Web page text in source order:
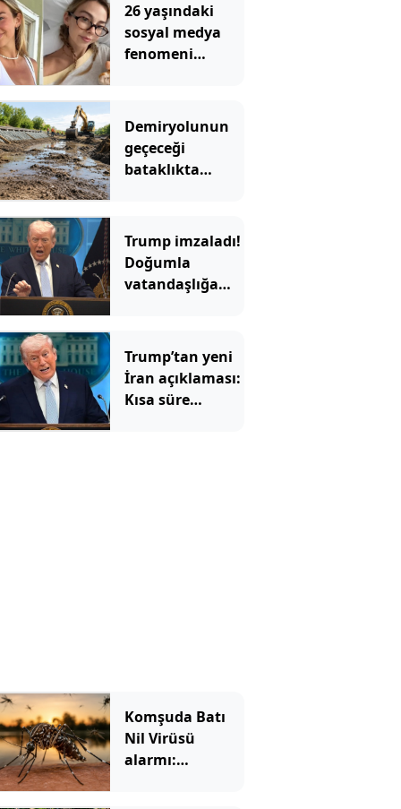
26 yaşındaki
sosyal medya
fenomeni
kaybetti
Demiryolunun
geçeceği
bataklıkta
Trump imzaladı!
Doğumla
vatandaşlığa
Trump’tan yeni
İran açıklaması:
Kısa süre
Komşuda Batı
Nil Virüsü
alarmı: